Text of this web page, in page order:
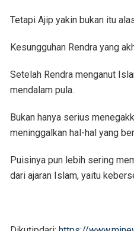
Tetapi Ajip yakin bukan itu
Kesungguhan Rendra yang
Setelah Rendra menganut
mendalam pula.
Bukan hanya serius
meninggalkan hal-hal yang
Puisinya pun lebih sering
dari ajaran Islam, yaitu